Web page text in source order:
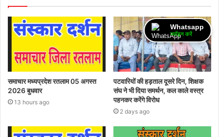
समाचार मध्यप्रदेश रतलाम 05 अगस्त
2026 बुधवार
13 hours ago
पटवारियों की हड़ताल दूसरे दिन, शिक्षक
संघ ने भी दिया समर्थन, कल काले वस्त्र
पहनकर करेंगे विरोध
2 days ago
Whatsapp
ज्वॉइन करें